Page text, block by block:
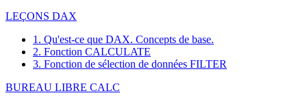
LEÇONS DAX
1. Qu'est-ce que DAX. Concepts de base.
2. Fonction CALCULATE
3. Fonction de sélection de données FILTER
BUREAU LIBRE CALC